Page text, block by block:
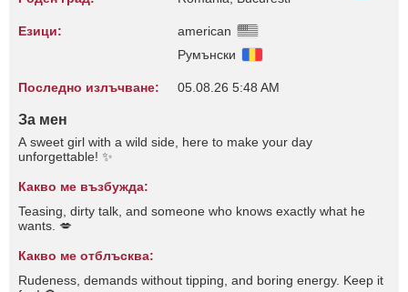
Езици:
american
Румънски
Последно излъчване: 05.08.26 5:48 AM
За мен
A sweet girl with a wild side, here to make your day
unforgettable! ✨
Какво ме възбужда:
Teasing, dirty talk, and someone who knows exactly what he
wants. 💋
Какво ме отблъсква:
Rudeness, demands without tipping, and boring energy. Keep it